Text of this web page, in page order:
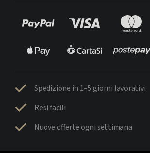
Spedizione in 1–5 giorni lavorativi
Resi facili
Nuove offerte ogni settimana